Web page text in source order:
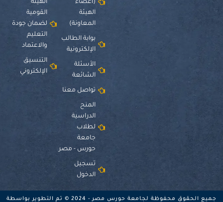
(أعضاء
الهيئة
المعاونة)
بوابة الطالب
الإلكترونية
الأسئلة
الشائعة
تواصل معنا
المنح
الدراسية
لطلاب
جامعة
حورس - مصر
تسجيل
الدخول
الهيئة
القومية
لضمان جودة
التعليم
والاعتماد
التنسيق
الإلكتروني
جميع الحقوق محفوظة لجامعة حورس مصر - 2024 © تم التطوير بواسطة